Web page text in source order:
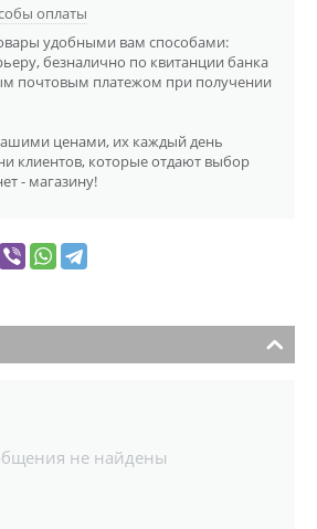
оплаты
удобными вам способами:
безналично по квитанции банка
почтовым платежом при получении
ценами, их каждый день
клиентов, которые отдают выбор
- магазину!
не найдены